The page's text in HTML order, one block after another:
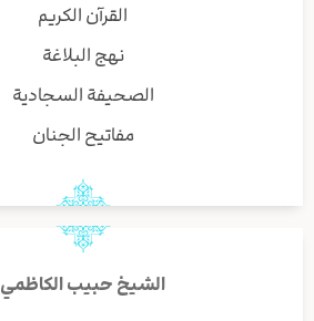
القرآن الكريم
نهج البلاغة
الصحيفة السجادية
مفاتيح الجنان
الشيخ حبيب الكاظمي